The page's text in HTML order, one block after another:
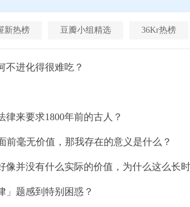
新热榜 豆瓣小组精选 36Kr热榜
不进化得很难吃？
来要求1800年前的古人？
前毫无价值，那我存在的意义是什么？
像并没有什么实际的价值，为什么这么长
」题感到特别困惑？